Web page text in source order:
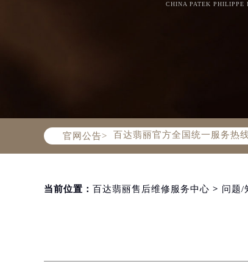
CHINA PATEK PHILIPPE
官网公告>
百达翡丽官方全国统一服务热
2026年8月百达翡丽售后服务
北京市朝阳区建国门外大街甲
天津市和平区赤峰道136号天
上海市黄浦区南京东路299号
当前位置： 百达翡丽售后维修服务中心 > 问题/